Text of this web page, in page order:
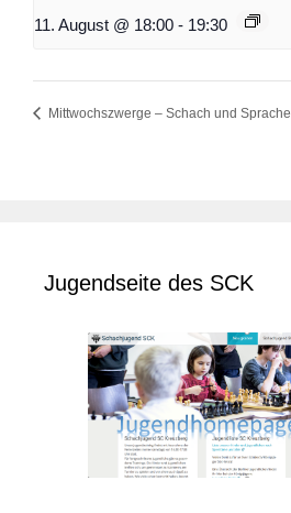
11. August @ 18:00 - 19:30
Mittwochszwerge – Schach und Sprache
Jugendseite des SCK